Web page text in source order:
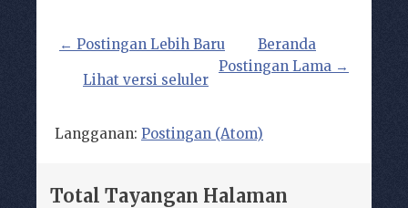
← Postingan Lebih Baru
Postingan Lama →
Beranda
Lihat versi seluler
Langganan: Postingan (Atom)
Total Tayangan Halaman